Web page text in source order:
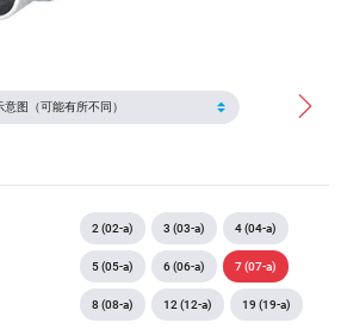
2 (02-a) 3 (03-a) 4 (04-a)
5 (05-a) 6 (06-a) 7 (07-a)
8 (08-a) 12 (12-a) 19 (19-a)